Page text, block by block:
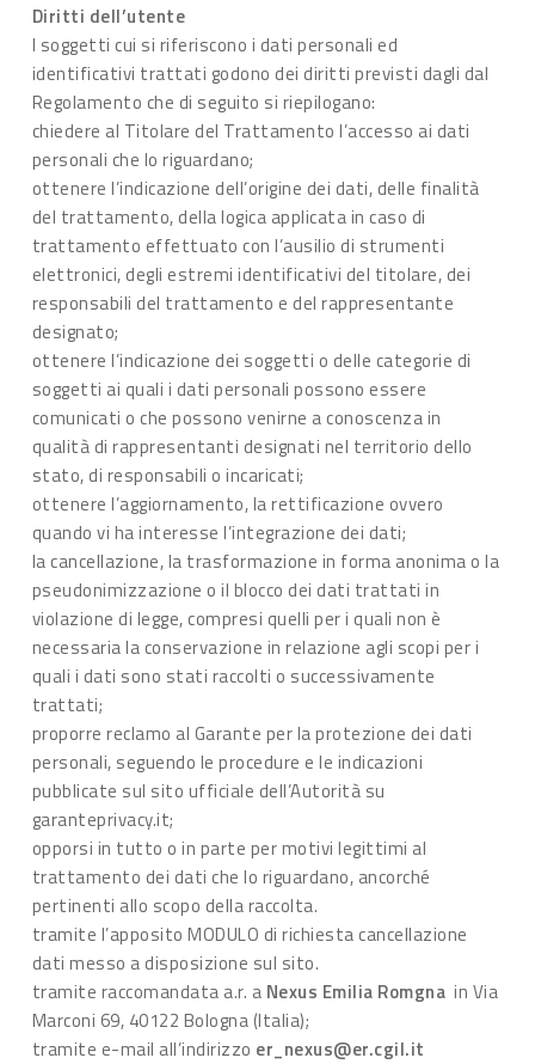
Diritti dell’utente
I soggetti cui si riferiscono i dati personali ed
identificativi trattati godono dei diritti previsti dagli dal
Regolamento che di seguito si riepilogano:
chiedere al Titolare del Trattamento l’accesso ai dati
personali che lo riguardano;
ottenere l’indicazione dell’origine dei dati, delle finalità
del trattamento, della logica applicata in caso di
trattamento effettuato con l’ausilio di strumenti
elettronici, degli estremi identificativi del titolare, dei
responsabili del trattamento e del rappresentante
designato;
ottenere l’indicazione dei soggetti o delle categorie di
soggetti ai quali i dati personali possono essere
comunicati o che possono venirne a conoscenza in
qualità di rappresentanti designati nel territorio dello
stato, di responsabili o incaricati;
ottenere l’aggiornamento, la rettificazione ovvero
quando vi ha interesse l’integrazione dei dati;
la cancellazione, la trasformazione in forma anonima o la
pseudonimizzazione o il blocco dei dati trattati in
violazione di legge, compresi quelli per i quali non è
necessaria la conservazione in relazione agli scopi per i
quali i dati sono stati raccolti o successivamente
trattati;
proporre reclamo al Garante per la protezione dei dati
personali, seguendo le procedure e le indicazioni
pubblicate sul sito ufficiale dell’Autorità su
garanteprivacy.it;
opporsi in tutto o in parte per motivi legittimi al
trattamento dei dati che lo riguardano, ancorché
pertinenti allo scopo della raccolta.
tramite l’apposito MODULO di richiesta cancellazione
dati messo a disposizione sul sito.
tramite raccomandata a.r. a Nexus Emilia Romgna in Via
Marconi 69, 40122 Bologna (Italia);
tramite e-mail all’indirizzo er_nexus@er.cgil.it